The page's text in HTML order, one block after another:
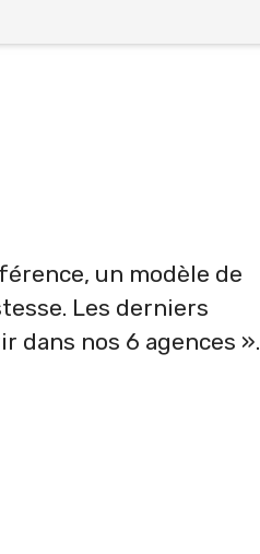
un modèle de
Les derniers
dans nos 6 agences ».